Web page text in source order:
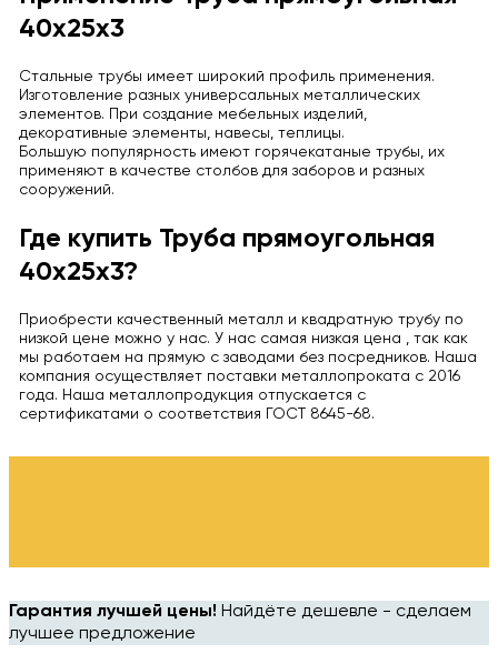
40х25х3
Стальные трубы имеет широкий профиль применения.
Изготовление разных универсальных металлических
элементов. При создание мебельных изделий,
декоративные элементы, навесы, теплицы.
Большую популярность имеют горячекатаные трубы, их
применяют в качестве столбов для заборов и разных
сооружений.
Где купить Труба прямоугольная
40х25х3?
Приобрести качественный металл и квадратную трубу по
низкой цене можно у нас. У нас самая низкая цена , так как
мы работаем на прямую с заводами без посредников. Наша
компания осуществляет поставки металлопроката с 2016
года. Наша металлопродукция отпускается с
сертификатами о соответствия ГОСТ 8645-68.
Гарантия лучшей цены! Найдёте дешевле - сделаем
лучшее предложение